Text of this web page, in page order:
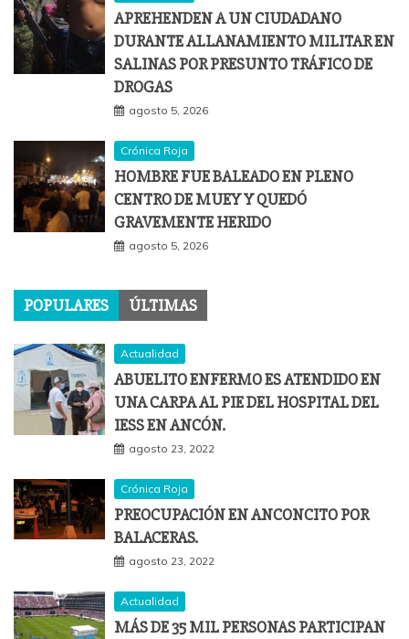
APREHENDEN A UN CIUDADANO
DURANTE ALLANAMIENTO MILITAR EN
SALINAS POR PRESUNTO TRÁFICO DE
DROGAS
agosto 5, 2026
Crónica Roja
HOMBRE FUE BALEADO EN PLENO
CENTRO DE MUEY Y QUEDÓ
GRAVEMENTE HERIDO
agosto 5, 2026
POPULARES ÚLTIMAS
Actualidad
ABUELITO ENFERMO ES ATENDIDO EN
UNA CARPA AL PIE DEL HOSPITAL DEL
IESS EN ANCÓN.
agosto 23, 2022
Crónica Roja
PREOCUPACIÓN EN ANCONCITO POR
BALACERAS.
agosto 23, 2022
Actualidad
MÁS DE 35 MIL PERSONAS PARTICIPAN